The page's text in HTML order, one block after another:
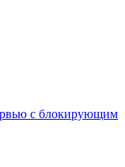
с блокирующим